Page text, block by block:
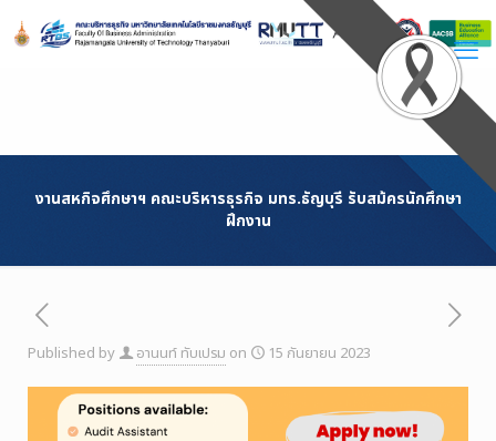
Content
งานสหกิจศึกษาฯ คณะบริหารธุรกิจ มทร.ธัญบุรี รับสม้ครนักศึกษา
ฝึกงาน
Published by อานนท์ ทับเปรม on 15 กันยายน 2023